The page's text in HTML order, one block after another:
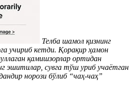
Телба шамол қизнинг
учириб кетди. Қорақир ҳамон
қамишзорлар ортидан
эшитилар, сувга тўш уриб учаётган
норози бўлиб “чаҳ-чаҳ”